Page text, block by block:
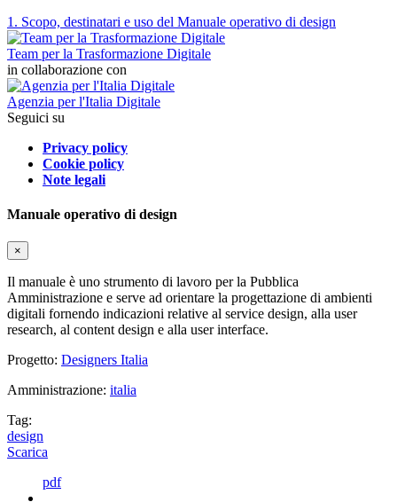
1. Scopo, destinatari e uso del Manuale operativo di design
Team per la Trasformazione Digitale
in collaborazione con
Agenzia per l'Italia Digitale
Seguici su
Privacy policy
Cookie policy
Note legali
Manuale operativo di design
×
Il manuale è uno strumento di lavoro per la Pubblica
Amministrazione e serve ad orientare la progettazione di ambienti
digitali fornendo indicazioni relative al service design, alla user
research, al content design e alla user interface.
Progetto: Designers Italia
Amministrazione: italia
Tag:
design
Scarica
pdf